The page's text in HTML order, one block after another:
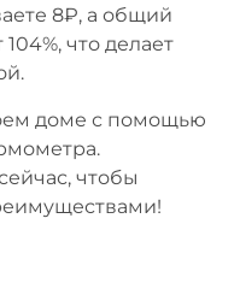
8₽, а общий
что делает
доме с помощью
чтобы